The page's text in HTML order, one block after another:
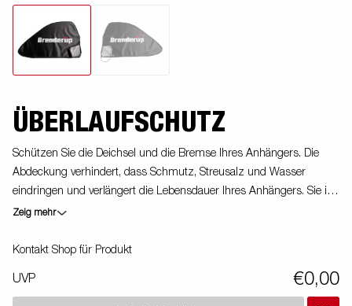
ÜBERLAUFSCHUTZ
Schützen Sie die Deichsel und die Bremse Ihres Anhängers. Die
Abdeckung verhindert, dass Schmutz, Streusalz und Wasser
eindringen und verlängert die Lebensdauer Ihres Anhängers. Sie ist
aus strapazierfähigem Material gefertigt und passt für die meisten
Zeig mehr
Kontakt Shop für Produkt
UVP €0,00